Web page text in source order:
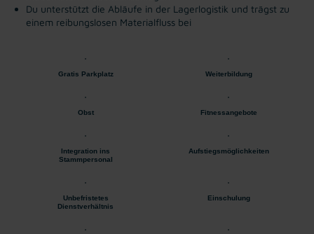
Du unterstützt die Abläufe in der Lagerlogistik und trägst zu
einem reibungslosen Materialfluss bei
Gratis Parkplatz Weiterbildung
Obst Fitnessangebote
Integration ins
Stammpersonal
Aufstiegsmöglichkeiten
Unbefristetes
Dienstverhältnis
Einschulung